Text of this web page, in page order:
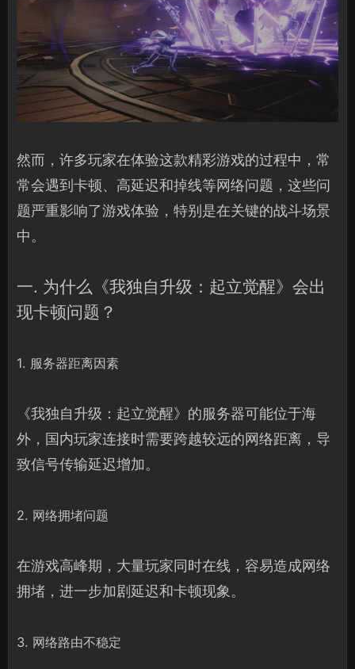
然而，许多玩家在体验这款精彩游戏的过程中，常
常会遇到卡顿、高延迟和掉线等网络问题，这些问
题严重影响了游戏体验，特别是在关键的战斗场景
中。
一. 为什么《我独自升级：起立觉醒》会出
现卡顿问题？
1. 服务器距离因素
《我独自升级：起立觉醒》的服务器可能位于海
外，国内玩家连接时需要跨越较远的网络距离，导
致信号传输延迟增加。
2. 网络拥堵问题
在游戏高峰期，大量玩家同时在线，容易造成网络
拥堵，进一步加剧延迟和卡顿现象。
3. 网络路由不稳定